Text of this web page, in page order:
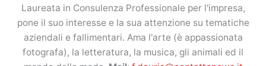
Laureata in Consulenza Professionale per l'impresa,
pone il suo interesse e la sua attenzione su tematiche
aziendali e fallimentari. Ama l'arte (è appassionata
fotografa), la letteratura, la musica, gli animali ed il